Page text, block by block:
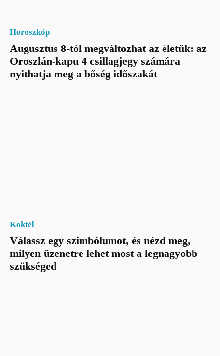
Horoszkóp
Augusztus 8-tól megváltozhat az életük: az
Oroszlán-kapu 4 csillagjegy számára
nyithatja meg a bőség időszakát
Koktél
Válassz egy szimbólumot, és nézd meg,
milyen üzenetre lehet most a legnagyobb
szükséged